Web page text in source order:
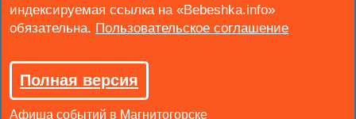
индексируемая ссылка на «Bebeshka.info»
обязательна.
Полная версия
Афиша событий в Магнитогорске